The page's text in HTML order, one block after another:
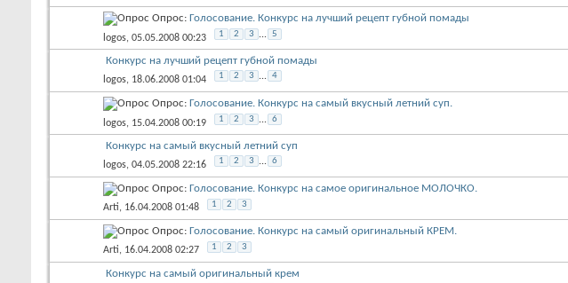
Опрос: Голосование. Конкурс на лучший рецепт губной помады
logos, 05.05.2008 00:23 1 2 3 ... 5
Конкурс на лучший рецепт губной помады
logos, 18.06.2008 01:04 1 2 3 ... 4
Опрос: Голосование. Конкурс на самый вкусный летний суп.
logos, 15.04.2008 00:19 1 2 3 ... 6
Конкурс на самый вкусный летний суп
logos, 04.05.2008 22:16 1 2 3 ... 6
Опрос: Голосование. Конкурс на самое оригинальное МОЛОЧКО.
Arti, 16.04.2008 01:48 1 2 3
Опрос: Голосование. Конкурс на самый оригинальный КРЕМ.
Arti, 16.04.2008 02:27 1 2 3
Конкурс на самый оригинальный крем